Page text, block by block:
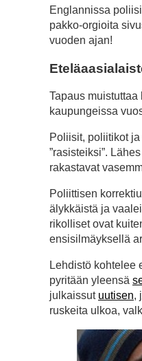
Englannissa
pakko-orgioita
vuoden ajan!
Tapaus muistuttaa
kaupungeissa
Poliisit, poliitikot
”rasisteiksi”.
rakastavat
Poliittisen
älykkäistä ja
rikolliset ovat
ensisilmäyksellä
Lehdistö kohtelee
pyritään yleensä
julkaissut uutisen,
ruskeita ulkoa,